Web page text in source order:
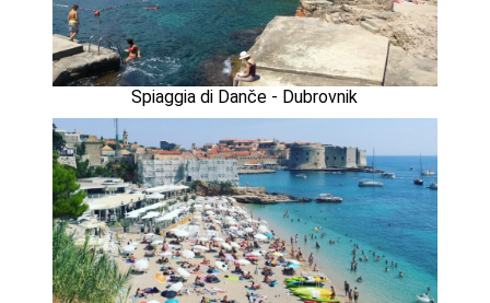
Spiaggia di Danče - Dubrovnik